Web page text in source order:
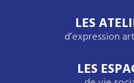
LES
d’expression
LES